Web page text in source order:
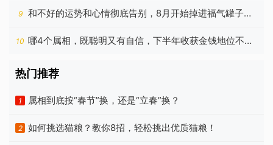
是谁？
9
和不好的运势和心情彻底告别，8月开始掉进福气罐子的
四个生肖
10 哪4个属相，既聪明又有自信，下半年收获金钱地位不亦
热门推荐
1 属相到底按“春节”换，还是“立春”换？
2 如何挑选猫粮？教你8招，轻松挑出优质猫粮！